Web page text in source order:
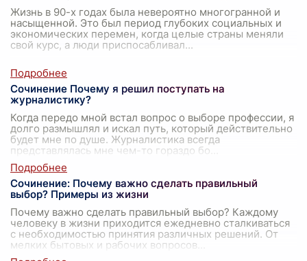
Жизнь в 90-х годах была невероятно многогранной и
насыщенной. Это был период глубоких социальных и
экономических перемен, когда целые страны меняли
свой курс, а люди приспосабливал...
Сочинение Почему я решил поступать на
журналистику?
Когда передо мной встал вопрос о выборе профессии, я
долго размышлял и искал путь, который действительно
будет мне по душе. Журналистика всегда
представлялась мне чем-то гораздо бо
Сочинение: Почему важно сделать правильный
выбор? Примеры из жизни
Почему важно сделать правильный выбор? Каждому
человеку в жизни приходится ежедневно сталкиваться
с необходимостью принятия различных решений. От
мелких бытовых и рабочих вопросов